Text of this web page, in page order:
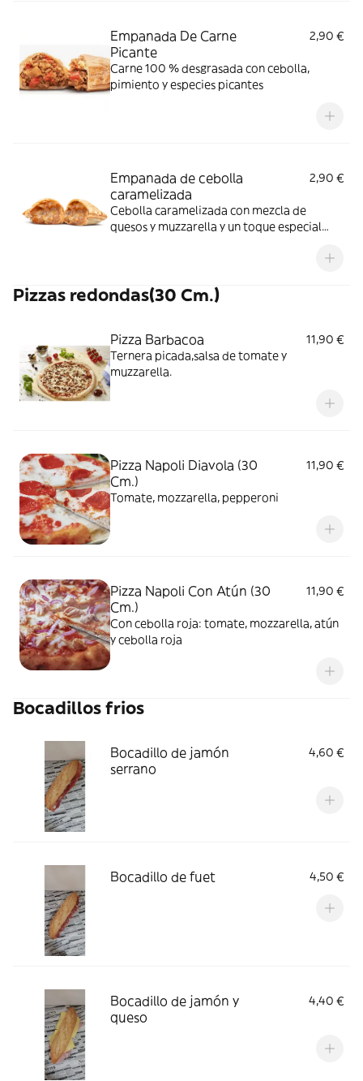
Empanada De Carne
Picante
2,90 €
Carne 100 % desgrasada con cebolla,
pimiento y especies picantes
Empanada de cebolla
caramelizada
2,90 €
Cebolla caramelizada con mezcla de
quesos y muzzarella y un toque especial
Pizzas redondas(30 Cm.)
Pizza Barbacoa
11,90 €
Ternera picada,salsa de tomate y
muzzarella.
Pizza Napoli Diavola (30
Cm.)
11,90 €
Tomate, mozzarella, pepperoni
Pizza Napoli Con Atún (30
Cm.)
11,90 €
Con cebolla roja: tomate, mozzarella, atún
y cebolla roja
Bocadillos frios
Bocadillo de jamón
serrano
4,60 €
Bocadillo de fuet 4,50 €
Bocadillo de jamón y
queso
4,40 €